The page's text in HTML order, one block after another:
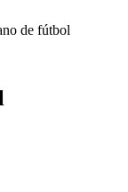
de fútbol